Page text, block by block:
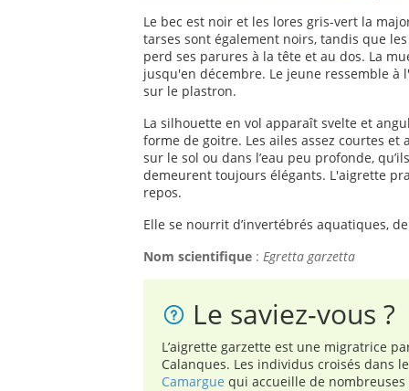
Le bec est noir et les lores gris-vert la
tarses sont également noirs, tandis que
perd ses parures à la tête et au dos. La
jusqu'en décembre. Le jeune ressemble
sur le plastron.
La silhouette en vol apparaît svelte et
forme de goitre. Les ailes assez courtes
sur le sol ou dans l’eau peu profonde,
demeurent toujours élégants. L'aigrette
repos.
Elle se nourrit d’invertébrés aquatiques,
Nom scientifique : Egretta garzetta
Le saviez-vous ?
L’aigrette garzette est une migratrice
Calanques. Les individus croisés dans
Camargue qui accueille de nombreuses